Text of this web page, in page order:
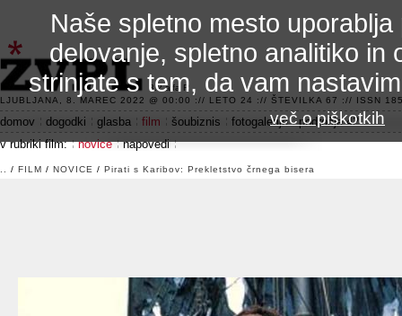
3.2 alfa R
LJUBLJANA, 8. MAREC 2022 @ 00:00 :// LETO 24 :// ŠTEVILKA 67 :// ISSN
domov dogodki glasba film šoubiznis fotogalerije
področje 42
v rubriki film:
novice napovedi
/ FILM / NOVICE / Pirati s Karibov: Prekletstvo črnega bisera
Naše spletno mesto
delovanje, spletno analitiko in
strinjate s tem, da vam
več o piškotkih